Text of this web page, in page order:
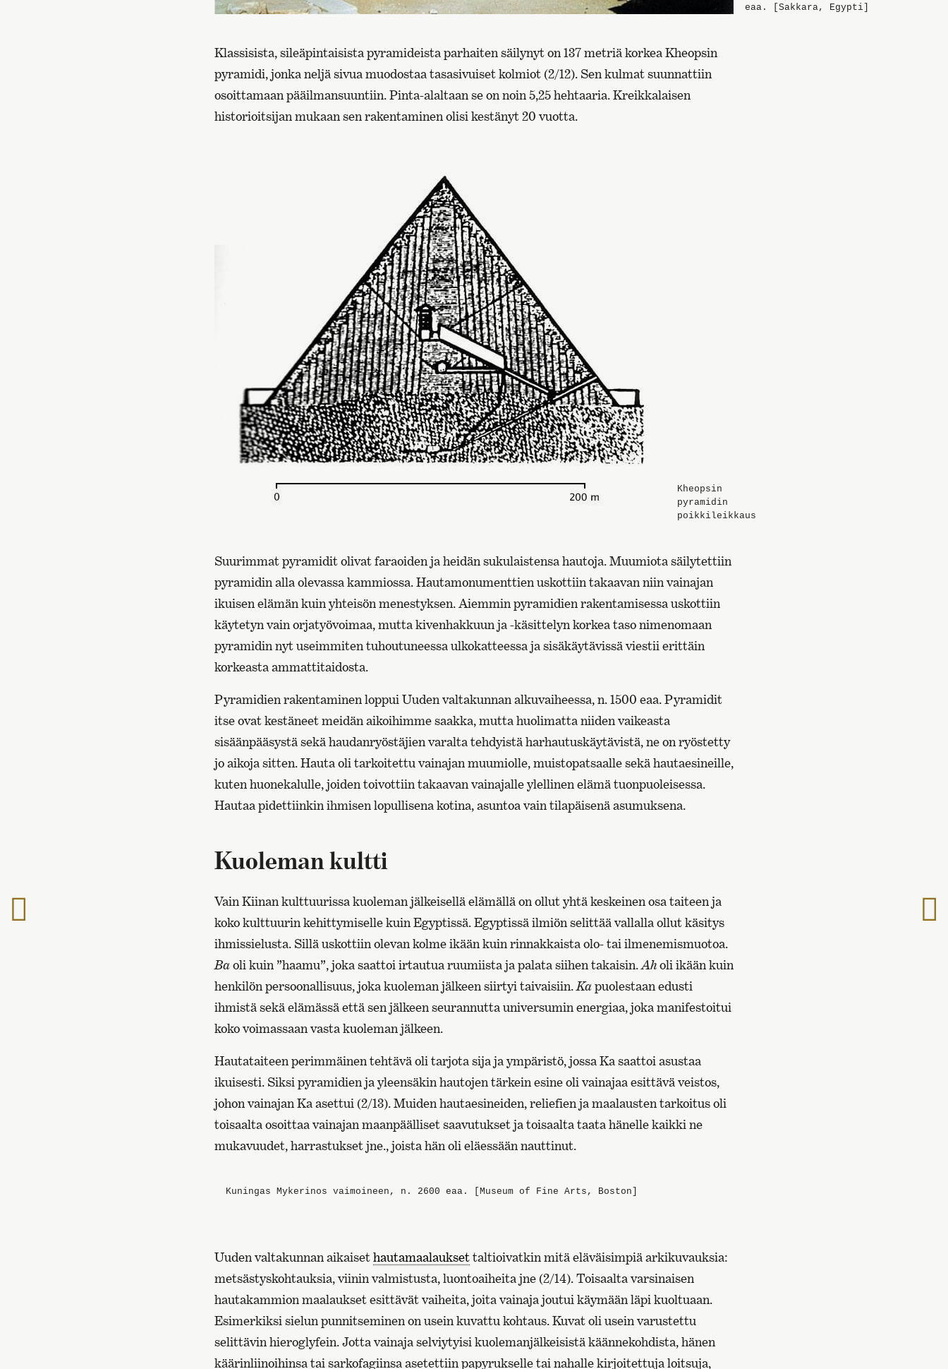
eaa. [Sakkara, Egypti]
Klassisista, sileäpintaisista pyramideista parhaiten säilynyt on 137 metriä korkea Kheopsin
pyramidi, jonka neljä sivua muodostaa tasasivuiset kolmiot (2/12). Sen kulmat suunnattiin
osoittamaan pääilmansuuntiin. Pinta-alaltaan se on noin 5,25 hehtaaria. Kreikkalaisen
historioitsijan mukaan sen rakentaminen olisi kestänyt 20 vuotta.
Kheopsin
pyramidin
poikkileikkaus
Suurimmat pyramidit olivat faraoiden ja heidän sukulaistensa hautoja. Muumiota säilytettiin
pyramidin alla olevassa kammiossa. Hautamonumenttien uskottiin takaavan niin vainajan
ikuisen elämän kuin yhteisön menestyksen. Aiemmin pyramidien rakentamisessa uskottiin
käytetyn vain orjatyövoimaa, mutta kivenhakkuun ja -käsittelyn korkea taso nimenomaan
pyramidin nyt useimmiten tuhoutuneessa ulkokatteessa ja sisäkäytävissä viestii erittäin
korkeasta ammattitaidosta.
Pyramidien rakentaminen loppui Uuden valtakunnan alkuvaiheessa, n. 1500 eaa. Pyramidit
itse ovat kestäneet meidän aikoihimme saakka, mutta huolimatta niiden vaikeasta
sisäänpääsystä sekä haudanryöstäjien varalta tehdyistä harhautuskäytävistä, ne on ryöstetty
jo aikoja sitten. Hauta oli tarkoitettu vainajan muumiolle, muistopatsaalle sekä hautaesineille,
kuten huonekalulle, joiden toivottiin takaavan vainajalle ylellinen elämä tuonpuoleisessa.
Hautaa pidettiinkin ihmisen lopullisena kotina, asuntoa vain tilapäisenä asumuksena.
Kuoleman kultti
Vain Kiinan kulttuurissa kuoleman jälkeisellä elämällä on ollut yhtä keskeinen osa taiteen ja
koko kulttuurin kehittymiselle kuin Egyptissä. Egyptissä ilmiön selittää vallalla ollut käsitys
ihmissielusta. Sillä uskottiin olevan kolme ikään kuin rinnakkaista olo- tai ilmenemismuotoa.
Baoli kuin ”haamu”, joka saattoi irtautua ruumiista ja palata siihen takaisin.Aholi ikään kuin
henkilön persoonallisuus, joka kuoleman jälkeen siirtyi taivaisiin.Kapuolestaan edusti
ihmistä sekä elämässä että sen jälkeen seurannutta universumin energiaa, joka manifestoitui
koko voimassaan vasta kuoleman jälkeen.
Hautataiteen perimmäinen tehtävä oli tarjota sija ja ympäristö, jossa Ka saattoi asustaa
ikuisesti. Siksi pyramidien ja yleensäkin hautojen tärkein esine oli vainajaa esittävä veistos,
johon vainajan Ka asettui (2/13). Muiden hautaesineiden, reliefien ja maalausten tarkoitus oli
toisaalta osoittaa vainajan maanpäälliset saavutukset ja toisaalta taata hänelle kaikki ne
mukavuudet, harrastukset jne., joista hän oli eläessään nauttinut.
Kuningas Mykerinos vaimoineen, n. 2600 eaa. [Museum of Fine Arts, Boston]
Uuden valtakunnan aikaisethautamaalauksettaltioivatkin mitä eläväisimpiä arkikuvauksia:
metsästyskohtauksia, viinin valmistusta, luontoaiheita jne (2/14). Toisaalta varsinaisen
hautakammion maalaukset esittävät vaiheita, joita vainaja joutui käymään läpi kuoltuaan.
Esimerkiksi sielun punnitseminen on usein kuvattu kohtaus. Kuvat oli usein varustettu
selittävin hieroglyfein. Jotta vainaja selviytyisi kuolemanjälkeisistä käännekohdista, hänen
käärinliinoihinsa tai sarkofagiinsa asetettiin papyrukselle tai nahalle kirjoitettuja loitsuja,